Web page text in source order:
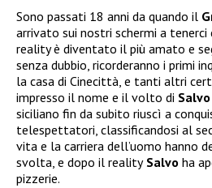
Sono passati 18 anni da quando il
arrivato sui nostri schermi a
reality è diventato il più amato e
senza dubbio, ricorderanno i primi
la casa di Cinecittà, e tanti altri
impresso il nome e il volto di
siciliano fin da subito riuscì a
telespettatori, classificandosi al
vita e la carriera dell’uomo hanno
svolta, e dopo il realitySalvo ha
pizzerie.